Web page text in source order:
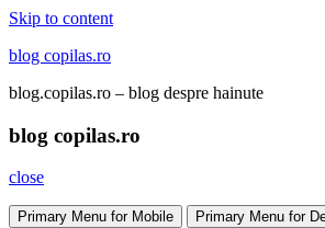
Skip to content
blog copilas.ro
blog.copilas.ro – blog despre hainute
blog copilas.ro
close
Primary Menu for Mobile Primary Menu for